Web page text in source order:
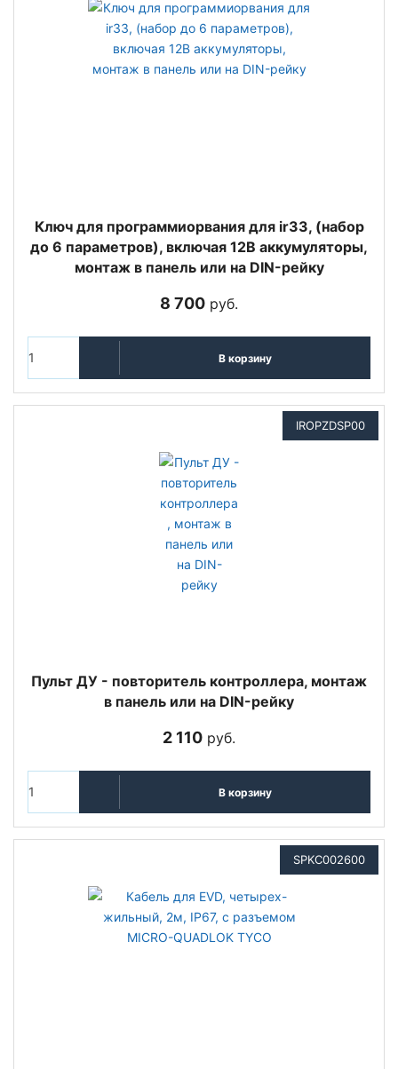
Ключ для программиорвания для ir33, (набор
до 6 параметров), включая 12В аккумуляторы,
монтаж в панель или на DIN-рейку
8 700 руб.
В корзину
IROPZDSP00
Пульт ДУ - повторитель контроллера, монтаж
в панель или на DIN-рейку
2 110 руб.
В корзину
SPKC002600